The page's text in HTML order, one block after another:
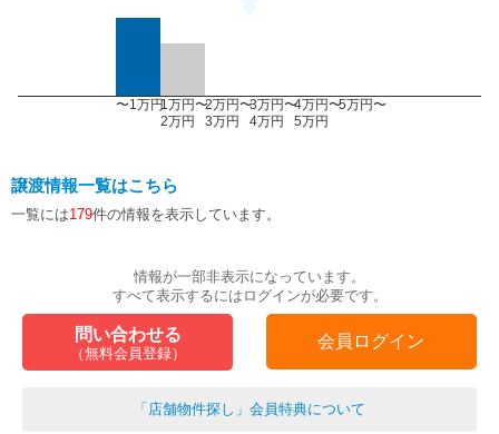
〜1万円1万円〜
2万円
2万円〜
3万円
3万円〜
4万円
4万円〜
5万円
5万円〜
譲渡情報一覧はこちら
一覧には179件の情報を表示しています。
情報が一部非表示になっています。
すべて表示するにはログインが必要です。
問い合わせる
（無料会員登録）
会員ログイン
「店舗物件探し」会員特典について